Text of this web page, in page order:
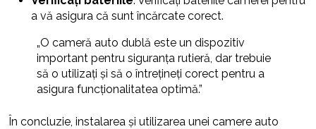
a vă asigura că sunt încărcate corect.
„O cameră auto dublă este un dispozitiv
important pentru siguranța rutieră, dar trebuie
să o utilizați și să o întrețineți corect pentru a
asigura funcționalitatea optimă.”
În concluzie, instalarea și utilizarea unei camere auto